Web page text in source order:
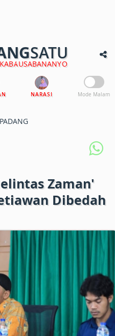
SATU
NARASI Mode Malam
Zaman'
Dibedah